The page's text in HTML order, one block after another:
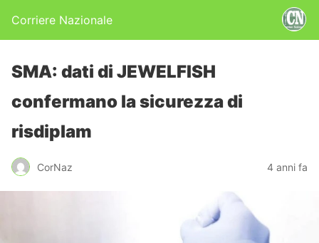
Corriere Nazionale
SMA: dati di JEWELFISH
confermano la sicurezza di
risdiplam
CorNaz 4 anni fa